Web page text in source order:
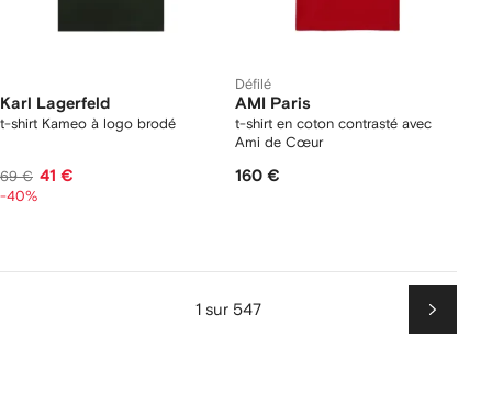
Karl Lagerfeld
t-shirt Kameo à logo brodé
69 € 41 €
-40%
Défilé
AMI Paris
t-shirt en coton contrasté avec
Ami de Cœur
160 €
1 sur 547
Suiv